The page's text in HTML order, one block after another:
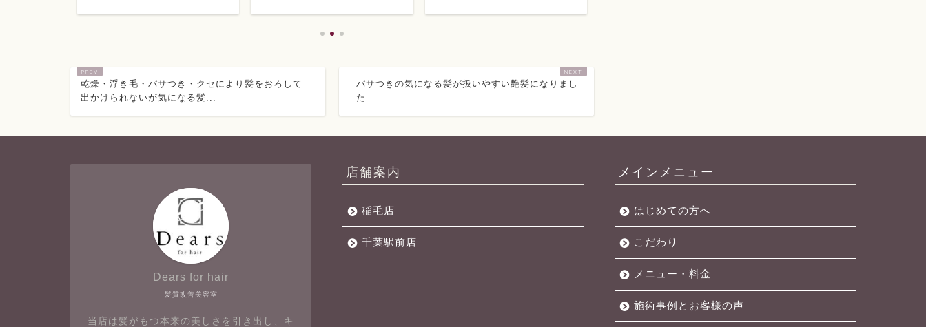
乾燥・浮き毛・パサつき・クセにより髪をおろして
出かけられないが気になる髪...
パサつきの気になる髪が扱いやすい艶髪になりまし
た
髪質改善美容室
Dears for hair
当店は髪がもつ本来の美しさを引き出し、キ
店舗案内
稲毛店
千葉駅前店
メインメニュー
はじめての方へ
こだわり
メニュー・料金
施術事例とお客様の声